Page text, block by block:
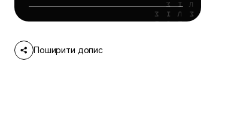
Поширити допис